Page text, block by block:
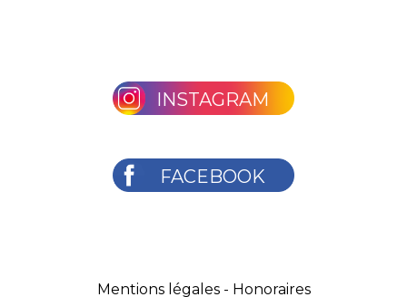
INSTAGRAM
FACEBOOK
Mentions légales- Honoraires